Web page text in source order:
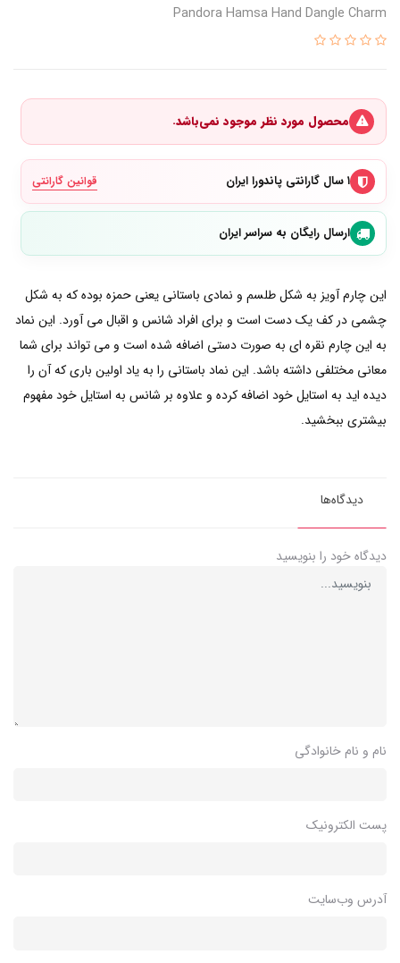
Pandora Hamsa Hand Dangle Charm
محصول مورد نظر موجود نمی‌باشد.
۱ سال گارانتی پاندورا ایران قوانین گارانتی
ارسال رایگان به سراسر ایران
این چارم آویز به شکل طلسم و نمادی باستانی یعنی حمزه بوده که به شکل
چشمی در کف یک دست است و برای افراد شانس و اقبال می آورد. این نماد
به این چارم نقره ای به صورت دستی اضافه شده است و می تواند برای شما
معانی مختلفی داشته باشد. این نماد باستانی را به یاد اولین باری که آن را
دیده اید به استایل خود اضافه کرده و علاوه بر شانس به استایل خود مفهوم
بیشتری ببخشید.
دیدگاه‌ها
دیدگاه خود را بنویسید
نام و نام خانوادگی
پست الکترونیک
آدرس وب‌سایت